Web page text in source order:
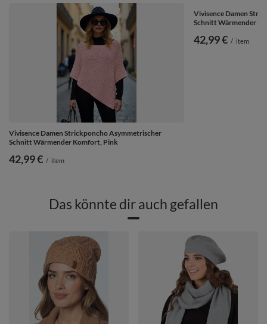
Vivisence Damen Strickponcho Asymmetrischer
Schnitt Wärmender Komfort, Pink
42,99 € / item
Vivisence Damen
Schnitt Wärmender
42,99 € / item
Das könnte dir auch gefallen